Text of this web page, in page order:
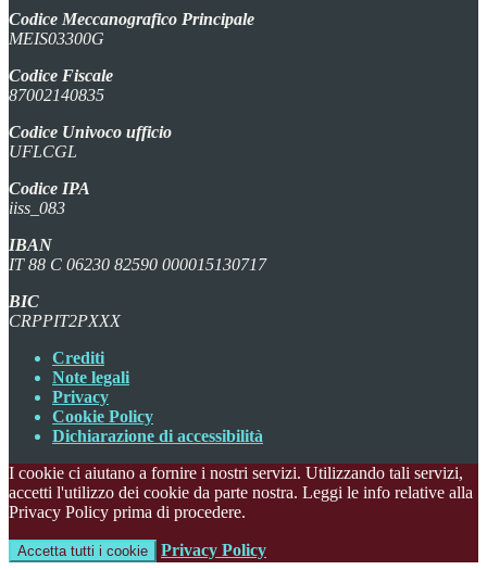
Codice Meccanografico Principale
MEIS03300G
Codice Fiscale
87002140835
Codice Univoco ufficio
UFLCGL
Codice IPA
iiss_083
IBAN
IT 88 C 06230 82590 000015130717
BIC
CRPPIT2PXXX
Crediti
Note legali
Privacy
Cookie Policy
Dichiarazione di accessibilità
I cookie ci aiutano a fornire i nostri servizi. Utilizzando tali servizi,
accetti l'utilizzo dei cookie da parte nostra. Leggi le info relative alla
Privacy Policy prima di procedere.
Accetta tutti i cookie Privacy Policy